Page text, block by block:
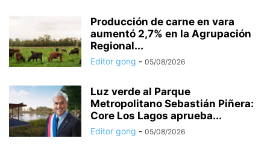
Producción de carne en vara
aumentó 2,7% en la Agrupación
Regional...
Editor gong - 05/08/2026
Luz verde al Parque
Metropolitano Sebastián Piñera:
Core Los Lagos aprueba...
Editor gong - 05/08/2026